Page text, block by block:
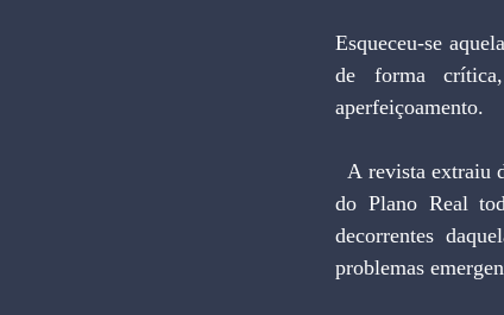
Esqueceu-se
de forma
aperfeiçoamento.
  A revista extraiu desta coluna trecho publicado em outubro de 94, que dizia: "no painel de comando
do Plano Real
decorrentes
problemas